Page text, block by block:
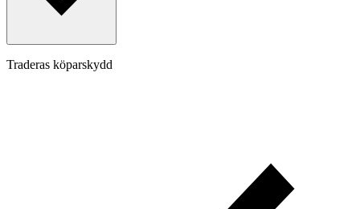
Traderas köparskydd